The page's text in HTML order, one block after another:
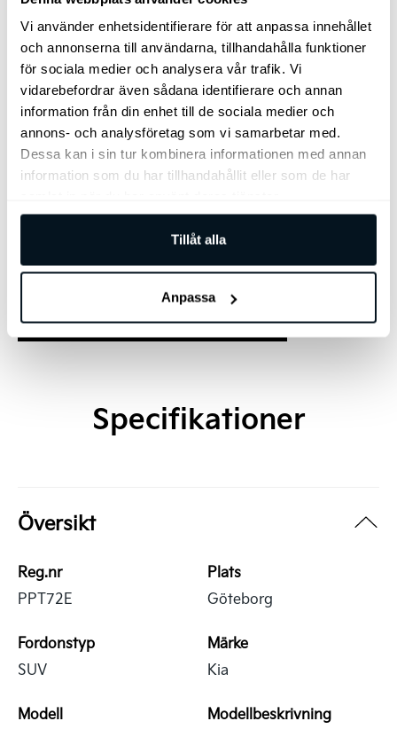
Vi använder enhetsidentifierare för att anpassa innehållet
och annonserna till användarna, tillhandahålla funktioner
för sociala medier och analysera vår trafik. Vi
vidarebefordrar även sådana identifierare och annan
information från din enhet till de sociala medier och
annons- och analysföretag som vi samarbetar med.
Dessa kan i sin tur kombinera informationen med annan
information som du har tillhandahållit eller som de har
Tillåt alla
Anpassa
Bilen finns i Göteborg
Arnegårdsgatan 4, 431 49 Mölndal
Jag vill bli kontaktad av säljare
Specifikationer
Översikt
Reg.nr
PPT72E
Plats
Göteborg
Fordonstyp
SUV
Märke
Kia
Modell
Modellbeskrivning